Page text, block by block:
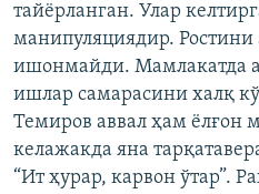
тайёрланган. Улар
манипуляциядир. Ростини
ишонмайди. Мамлакатда
ишлар самарасини халқ
Темиров аввал ҳам ёлғон
келажакда яна
“Ит ҳурар, карвон ўтар”.